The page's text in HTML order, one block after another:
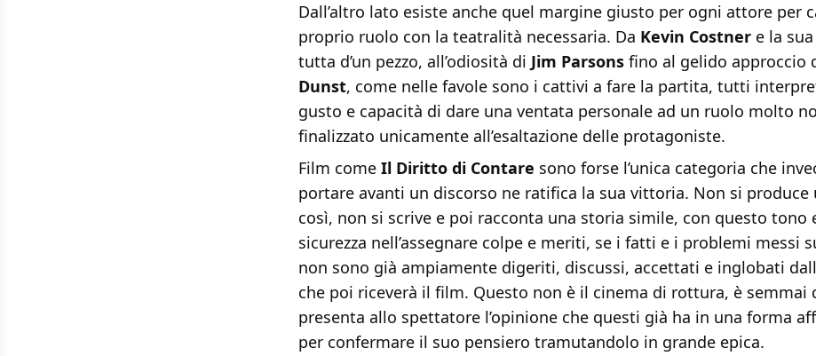
Dall’altro lato esiste anche quel margine giusto per ogni attore per
proprio ruolo con la teatralità necessaria. Da Kevin Costner e la
tutta d’un pezzo, all’odiosità di Jim Parsons fino al gelido approccio
Dunst, come nelle favole sono i cattivi a fare la partita, tutti
gusto e capacità di dare una ventata personale ad un ruolo molto
finalizzato unicamente all’esaltazione delle protagoniste.
Film come Il Diritto di Contare sono forse l’unica categoria che
portare avanti un discorso ne ratifica la sua vittoria. Non si produce
così, non si scrive e poi racconta una storia simile, con questo tono
sicurezza nell’assegnare colpe e meriti, se i fatti e i problemi messi
non sono già ampiamente digeriti, discussi, accettati e inglobati
che poi riceverà il film. Questo non è il cinema di rottura, è semmai
presenta allo spettatore l’opinione che questi già ha in una forma
per confermare il suo pensiero tramutandolo in grande epica.